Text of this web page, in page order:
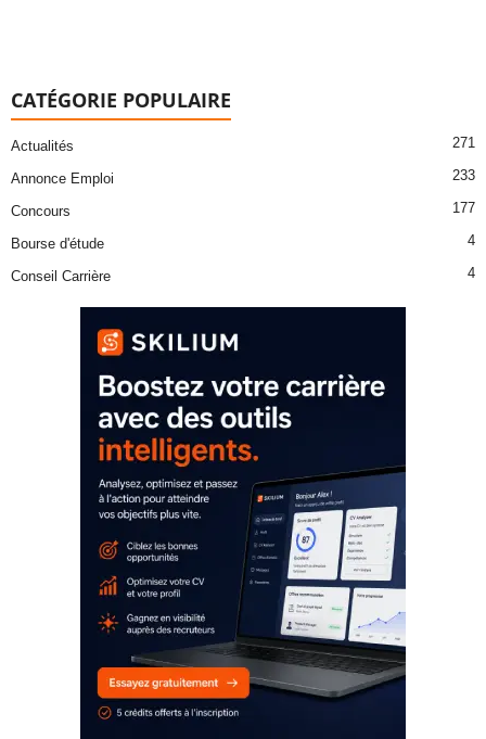
CATÉGORIE POPULAIRE
Actualités 271
Annonce Emploi 233
Concours 177
Bourse d'étude 4
Conseil Carrière 4